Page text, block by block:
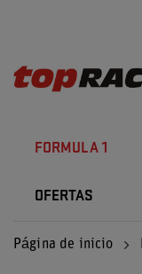
FORMULA 1
OFERTAS
Página de inicio